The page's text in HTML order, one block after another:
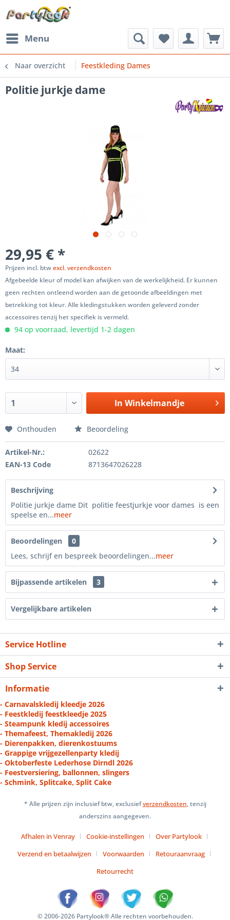
Menu
Naar overzicht Feestkleding Dames
Politie jurkje dame
29,95 € *
Prijzen incl. btwexcl. verzendkosten
Afgebeelde kleur of model kan afwijken van de werkelijkheid. Er kunnen
geen rechten ontleend worden aan de getoonde afbeeldingen met
betrekking tot kleur. Alle kledingstukken worden geleverd zonder
accessoires tenzij het specifiek is vermeld.
94 op voorraad, levertijd 1-2 dagen
Maat:
In Winkelmandje
Onthouden Beoordeling
Artikel-Nr.:
02622
EAN-13 Code
8713647026228
Beschrijving
Politie jurkje dame Dit politie feestjurkje voor dames is een
speelse en...meer
Beoordelingen
0
Lees, schrijf en bespreek beoordelingen...meer
Bijpassende artikelen 3
Vergelijkbare artikelen
Service Hotline
Shop Service
Informatie
- Carnavalskledij kleedje 2026
- Feestkledij feestkleedje 2025
- Steampunk kledij accessoires
- Themafeest, Themakledij 2026
- Dierenpakken, dierenkostuums
- Grappige vrijgezellenparty kledij
- Oktoberfeste Lederhose Dirndl 2026
- Feestversiering, ballonnen, slingers
- Schmink, Splitcake, Split Cake
* Alle prijzen zijn inclusief btw, exclusiefverzendkosten, tenzij
anderszins aangegeven.
Afhalen in Venray Cookie-instellingen
Over Partylook
Verzend en betaalwijzen
Voorwaarden
Retouraanvraag
Retourrecht
© 2006-2026 Partylook® Alle rechten voorbehouden.